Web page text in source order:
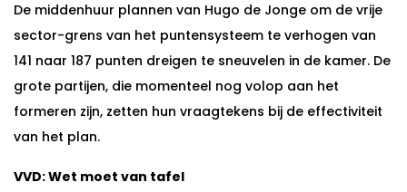
De middenhuur plannen van Hugo de Jonge om de vrije
sector-grens van het puntensysteem te verhogen van
141 naar 187 punten dreigen te sneuvelen in de kamer. De
grote partijen, die momenteel nog volop aan het
formeren zijn, zetten hun vraagtekens bij de effectiviteit
van het plan.
VVD: Wet moet van tafel